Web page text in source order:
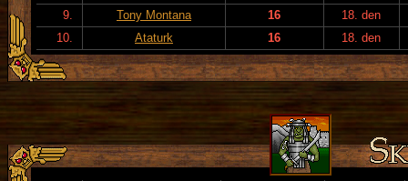
9.
Tony Montana 16
18. den
10.
Ataturk 16 18. den